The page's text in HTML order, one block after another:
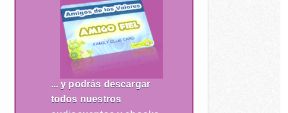
... y podrás descargar
todos nuestros